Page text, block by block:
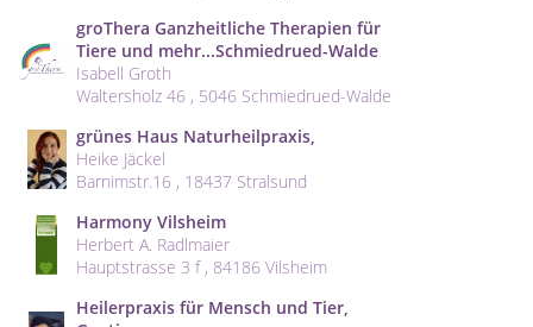
groThera Ganzheitliche Therapien für
Tiere und mehr...Schmiedrued-Walde
Isabell Groth
Waltersholz 46 , 5046 Schmiedrued-Walde
grünes Haus Naturheilpraxis,
Heike Jäckel
Barnimstr.16 , 18437 Stralsund
Harmony Vilsheim
Herbert A. Radlmaier
Hauptstrasse 3 f , 84186 Vilsheim
Heilerpraxis für Mensch und Tier,